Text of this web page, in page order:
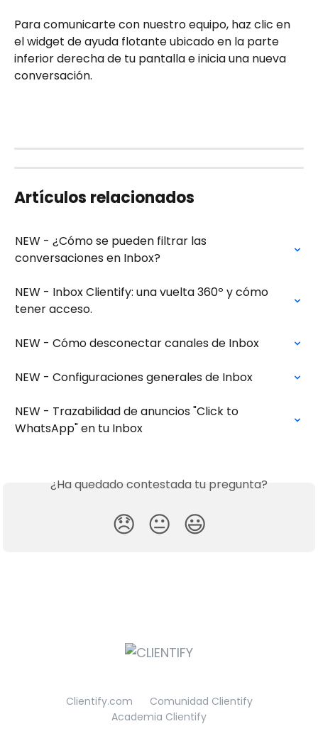
Para comunicarte con nuestro equipo, haz clic en
el widget de ayuda flotante ubicado en la parte
inferior derecha de tu pantalla e inicia una nueva
conversación.
Artículos relacionados
NEW - ¿Cómo se pueden filtrar las
conversaciones en Inbox?
NEW - Inbox Clientify: una vuelta 360º y cómo
tener acceso.
NEW - Cómo desconectar canales de Inbox
NEW - Configuraciones generales de Inbox
NEW - Trazabilidad de anuncios "Click to
WhatsApp" en tu Inbox
¿Ha quedado contestada tu pregunta?
😞 😐 😃
Clientify.com
Comunidad Clientify
Academia Clientify